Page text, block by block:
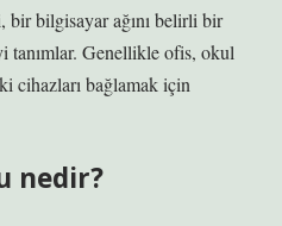
bilgisayar ağını belirli bir
tanımlar. Genellikle ofis, okul
cihazları bağlamak için
nedir?